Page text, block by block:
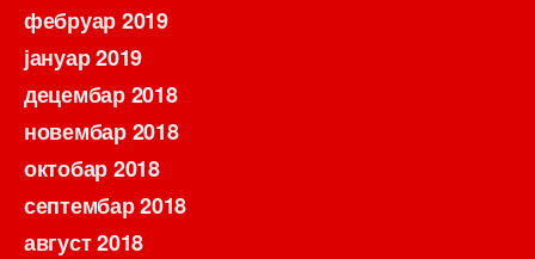
фебруар 2019
јануар 2019
децембар 2018
новембар 2018
октобар 2018
септембар 2018
август 2018